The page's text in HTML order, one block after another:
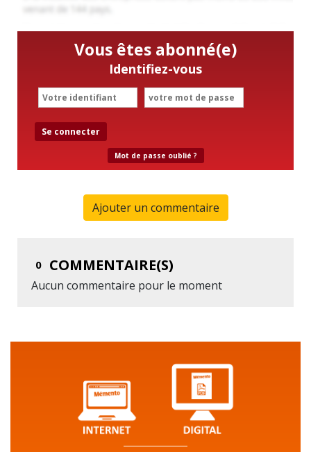
Vous êtes abonné(e)
Identifiez-vous
Se connecter
Mot de passe oublié ?
Ajouter un commentaire
0 COMMENTAIRE(S)
Aucun commentaire pour le moment